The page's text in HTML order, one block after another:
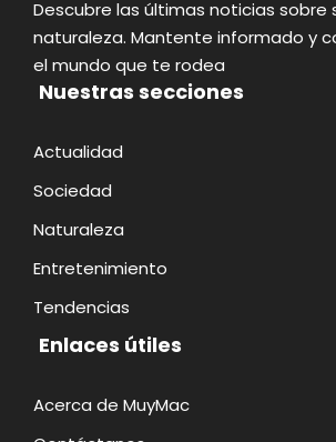
Descubre las últimas noticias sobre
naturaleza. Mantente informado y
el mundo que te rodea
Nuestras secciones
Actualidad
Sociedad
Naturaleza
Entretenimiento
Tendencias
Enlaces útiles
Acerca de MuyMac